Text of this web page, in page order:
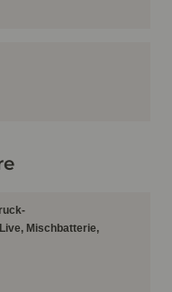
Mischbatterie,